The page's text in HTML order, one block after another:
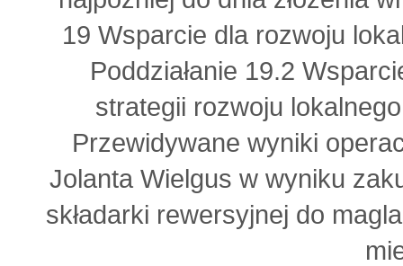
19 Wsparcie dla rozwoju
Poddziałanie 19.2
strategii rozwoju
Przewidywane wyniki
Jolanta Wielgus w wyniku
składarki rewersyjnej do